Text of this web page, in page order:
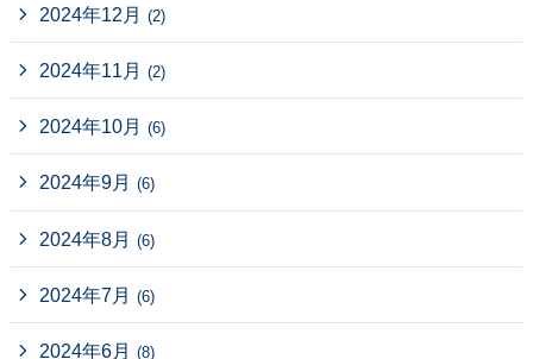
2024年12月 (2)
2024年11月 (2)
2024年10月 (6)
2024年9月 (6)
2024年8月 (6)
2024年7月 (6)
2024年6月 (8)